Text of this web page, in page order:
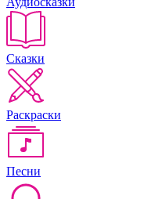
Сказки
Раскраски
Песни